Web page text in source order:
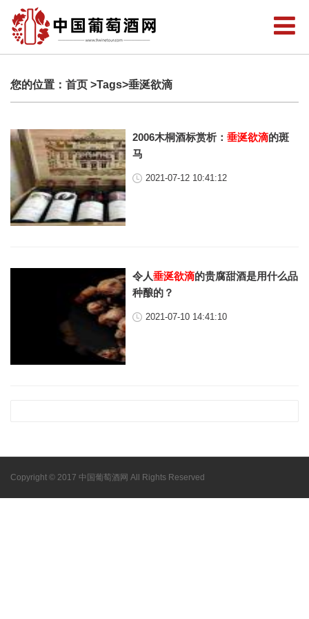
您的位置： 首页 >Tags>垂涎欲滴
2006木桐酒标赏析：垂涎欲滴的斑
马
2021-07-12 10:41:12
令人垂涎欲滴的贵腐甜酒是用什么品
种酿的？
2021-07-10 14:41:10
Copyright © 2017 中国葡萄酒网 All Rights Reserved